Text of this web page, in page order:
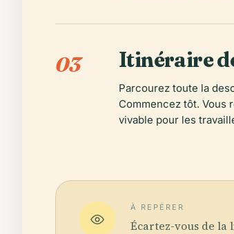
03 Itinéraire
Parcourez toute la
Commencez tôt. Vous
vivable pour les
À REPÉRER
Écartez-vous de la